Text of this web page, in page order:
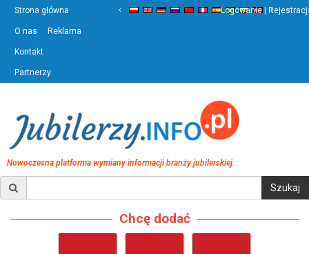
Strona główna
O nas Reklama
Kontakt
Partnerzy
‹ ›
Logowanie |
Nowoczesna platforma wymiany informacji branży jubilerskiej.
Chcę dodać